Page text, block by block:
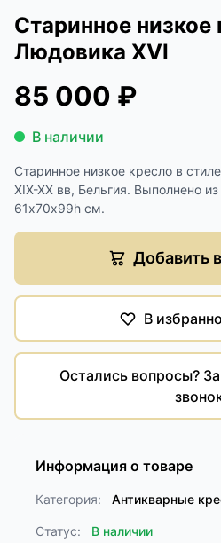
Старинное низкое
Людовика XVI
85 000 ₽
В наличии
Старинное низкое кресло в
XIX-XX вв, Бельгия. Выполнено
61х70х99h см.
Добавить
В
Остались вопросы?
Информация о товаре
Категория: Антикварные
Статус: В наличии